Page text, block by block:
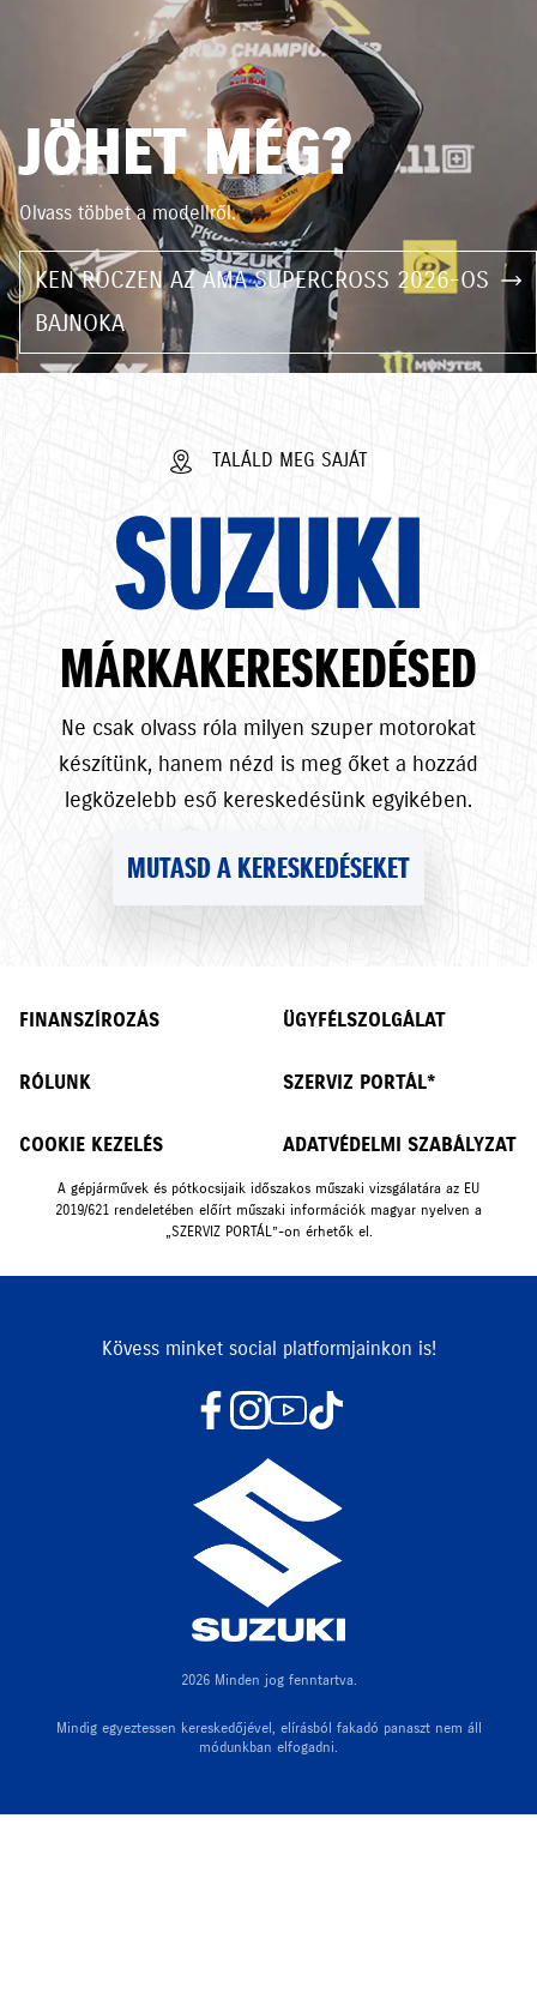
JÖHET MÉG?
Olvass többet a modellről.
KEN ROCZEN AZ AMA SUPERCROSS 2026-OS
BAJNOKA
TALÁLD MEG SAJÁT
SUZUKI
MÁRKAKERESKEDÉSED
Ne csak olvass róla milyen szuper motorokat
készítünk, hanem nézd is meg őket a hozzád
legközelebb eső kereskedésünk egyikében.
MUTASD A KERESKEDÉSEKET
FINANSZÍROZÁS ÜGYFÉLSZOLGÁLAT
RÓLUNK SZERVIZ PORTÁL*
COOKIE KEZELÉS ADATVÉDELMI SZABÁLYZAT
A gépjárművek és pótkocsijaik időszakos műszaki vizsgálatára az EU
2019/621 rendeletében előírt műszaki információk magyar nyelven a
„SZERVIZ PORTÁL”-on érhetők el.
Kövess minket social platformjainkon is!
2026 Minden jog fenntartva.
Mindig egyeztessen kereskedőjével, elírásból fakadó panaszt nem áll
módunkban elfogadni.